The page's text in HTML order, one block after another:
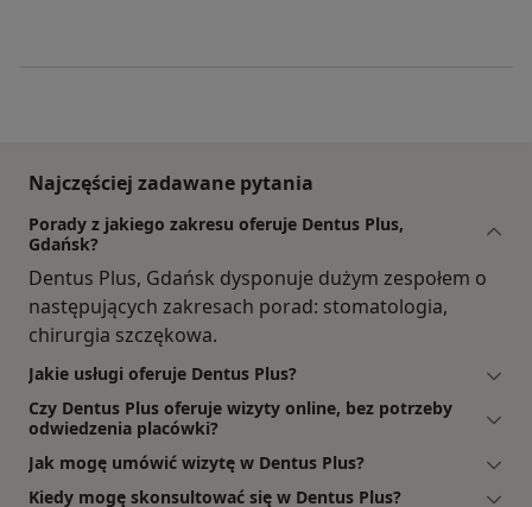
Najczęściej zadawane pytania
Porady z jakiego zakresu oferuje Dentus Plus,
Gdańsk?
Dentus Plus, Gdańsk dysponuje dużym zespołem o
następujących zakresach porad: stomatologia,
chirurgia szczękowa.
Jakie usługi oferuje Dentus Plus?
Czy Dentus Plus oferuje wizyty online, bez potrzeby
odwiedzenia placówki?
Jak mogę umówić wizytę w Dentus Plus?
Kiedy mogę skonsultować się w Dentus Plus?